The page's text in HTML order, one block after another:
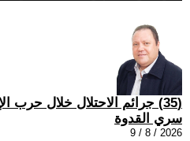
(35) جرائم الاحتلال خلال حرب الإبادة
سري القدوة
2026 / 8 / 9